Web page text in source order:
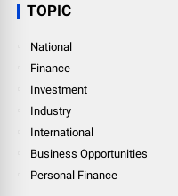
TOPIC
National
Finance
Investment
Industry
International
Business Opportunities
Personal Finance